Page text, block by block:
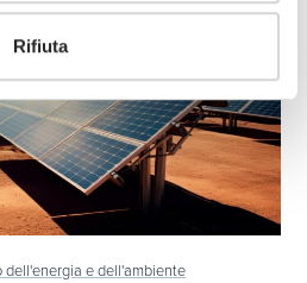
Rifiuta
dell'energia e dell'ambiente